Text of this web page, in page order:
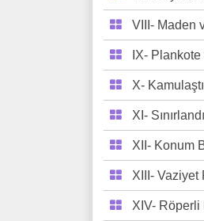
VIII- Maden ve
IX-
X-
XI-
XII- Konum
XIII- Vaziyet
XIV- Röperli